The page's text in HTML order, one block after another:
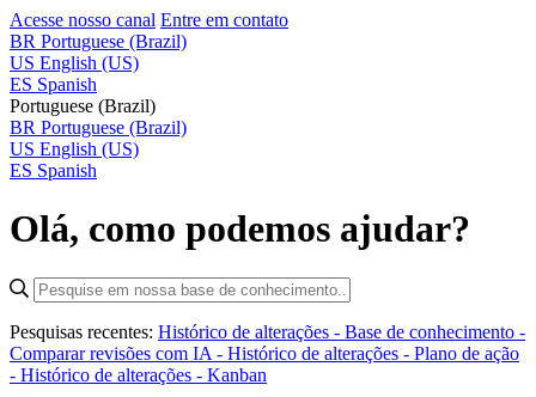
Acesse nosso canal Entre em contato
BR Portuguese (Brazil)
US English (US)
ES Spanish
Portuguese (Brazil)
BR Portuguese (Brazil)
US English (US)
ES Spanish
Olá, como podemos ajudar?
Pesquisas recentes: Histórico de alterações - Base de conhecimento -
Comparar revisões com IA - Histórico de alterações - Plano de ação
- Histórico de alterações - Kanban